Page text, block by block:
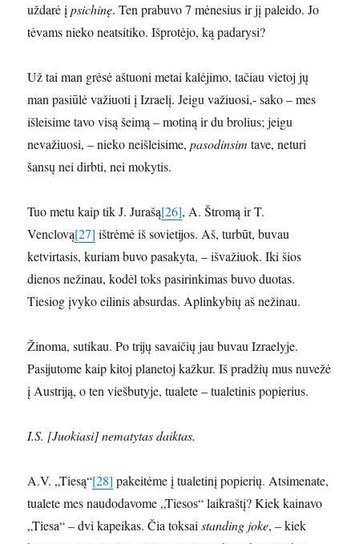
uždarė įpsichinę. Ten prabuvo 7 mėnesius ir jį paleido. Jo
tėvams nieko neatsitiko. Išprotėjo, ką padarysi?
Už tai man grėsė aštuoni metai kalėjimo, tačiau vietoj jų
man pasiūlė važiuoti į Izraelį. Jeigu važiuosi,- sako – mes
išleisime tavo visą šeimą – motiną ir du brolius; jeigu
nevažiuosi, – nieko neišleisime,pasodinsim tave, neturi
šansų nei dirbti, nei mokytis.
Tuo metu kaip tik J. Jurašą[26], A. Štromą ir T.
Venclovą[27] ištrėmė iš sovietijos. Aš, turbūt, buvau
ketvirtasis, kuriam buvo pasakyta, – išvažiuok. Iki šios
dienos nežinau, kodėl toks pasirinkimas buvo duotas.
Tiesiog įvyko eilinis absurdas. Aplinkybių aš nežinau.
Žinoma, sutikau. Po trijų savaičių jau buvau Izraelyje.
Pasijutome kaip kitoj planetoj kažkur. Iš pradžių mus nuvežė
į Austriją, o ten viešbutyje, tualete – tualetinis popierius.
I.S. [Juokiasi] nematytas daiktas.
A.V. „Tiesą“[28] pakeitėme į tualetinį popierių. Atsimenate,
tualete mes naudodavome „Tiesos“ laikraštį? Kiek kainavo
„Tiesa“ – dvi kapeikas. Čia toksaistanding joke, – kiek